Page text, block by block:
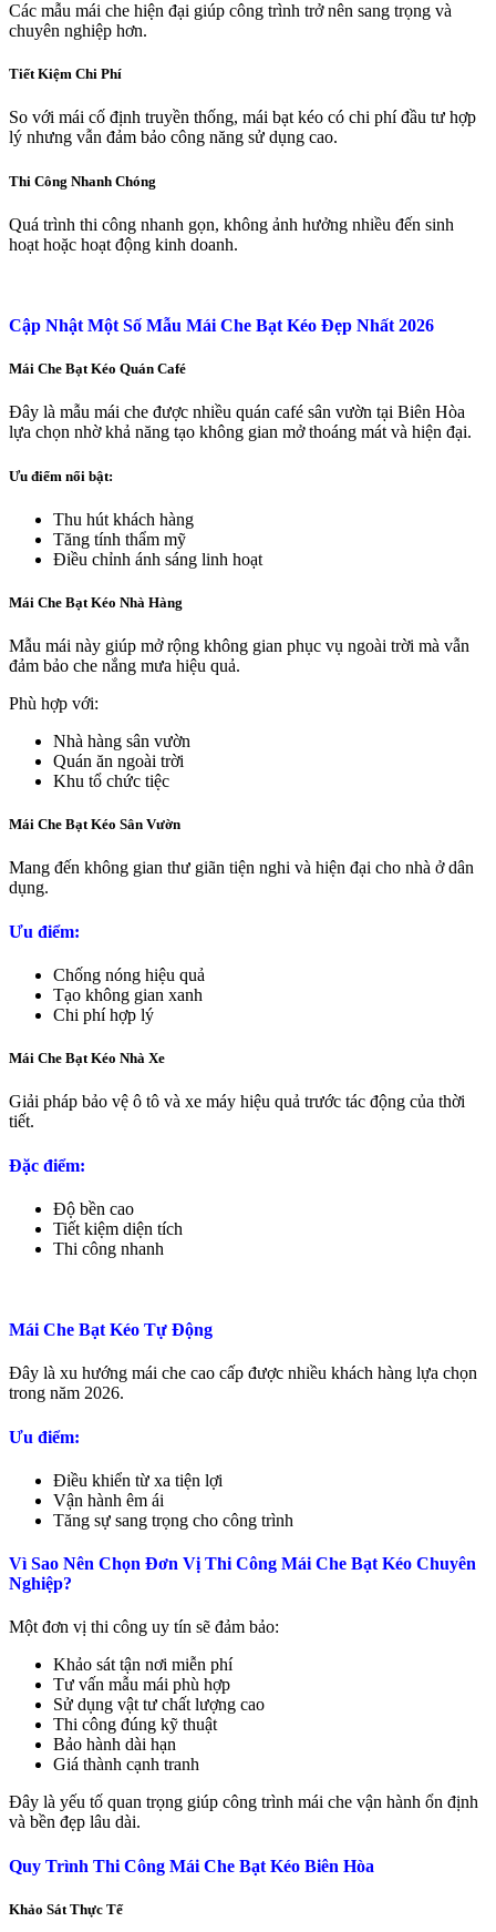
Các mẫu mái che hiện đại giúp công trình trở nên sang trọng và
chuyên nghiệp hơn.
Tiết Kiệm Chi Phí
So với mái cố định truyền thống, mái bạt kéo có chi phí đầu tư hợp
lý nhưng vẫn đảm bảo công năng sử dụng cao.
Thi Công Nhanh Chóng
Quá trình thi công nhanh gọn, không ảnh hưởng nhiều đến sinh
hoạt hoặc hoạt động kinh doanh.
Cập Nhật Một Số Mẫu Mái Che Bạt Kéo Đẹp Nhất 2026
Mái Che Bạt Kéo Quán Café
Đây là mẫu mái che được nhiều quán café sân vườn tại Biên Hòa
lựa chọn nhờ khả năng tạo không gian mở thoáng mát và hiện đại.
Ưu điểm nổi bật:
Thu hút khách hàng
Tăng tính thẩm mỹ
Điều chỉnh ánh sáng linh hoạt
Mái Che Bạt Kéo Nhà Hàng
Mẫu mái này giúp mở rộng không gian phục vụ ngoài trời mà vẫn
đảm bảo che nắng mưa hiệu quả.
Phù hợp với:
Nhà hàng sân vườn
Quán ăn ngoài trời
Khu tổ chức tiệc
Mái Che Bạt Kéo Sân Vườn
Mang đến không gian thư giãn tiện nghi và hiện đại cho nhà ở dân
dụng.
Ưu điểm:
Chống nóng hiệu quả
Tạo không gian xanh
Chi phí hợp lý
Mái Che Bạt Kéo Nhà Xe
Giải pháp bảo vệ ô tô và xe máy hiệu quả trước tác động của thời
tiết.
Đặc điểm:
Độ bền cao
Tiết kiệm diện tích
Thi công nhanh
Mái Che Bạt Kéo Tự Động
Đây là xu hướng mái che cao cấp được nhiều khách hàng lựa chọn
trong năm 2026.
Ưu điểm:
Điều khiển từ xa tiện lợi
Vận hành êm ái
Tăng sự sang trọng cho công trình
Vì Sao Nên Chọn Đơn Vị Thi Công Mái Che Bạt Kéo Chuyên
Nghiệp?
Một đơn vị thi công uy tín sẽ đảm bảo:
Khảo sát tận nơi miễn phí
Tư vấn mẫu mái phù hợp
Sử dụng vật tư chất lượng cao
Thi công đúng kỹ thuật
Bảo hành dài hạn
Giá thành cạnh tranh
Đây là yếu tố quan trọng giúp công trình mái che vận hành ổn định
và bền đẹp lâu dài.
Quy Trình Thi Công Mái Che Bạt Kéo Biên Hòa
Khảo Sát Thực Tế